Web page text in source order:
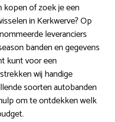
kopen of zoek je een
in Kerkwerve? Op
leveranciers
banden en gegevens
kunt voor een
wij handige
soorten autobanden
om te ontdekken welk